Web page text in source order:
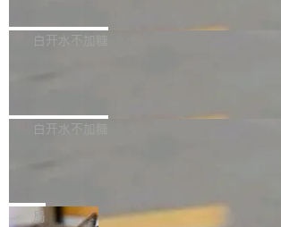
自研的多个文生3D和...
整性保护。效果是：吞吐量提升 41%，每 token
让语音识别不再只是听清，而是真正听懂。通过
w 不要求标准普通话，方言识别覆盖粤语、吴语
新和少量网页兼容性修复版本。 Changes/fixe
容提供的字体时出现的几个问题 为避免音频加
质的最低采样率）的音频格式将被拒绝 修复了 C
白开水不加糖
发布的 Release Notes，他利用 AI 工具（如 Co
最强的若干项。对于尚未正式发版的 PG 19，则
白开水不加糖
维护工作一直与我的日常工作、家务、社交生活
局